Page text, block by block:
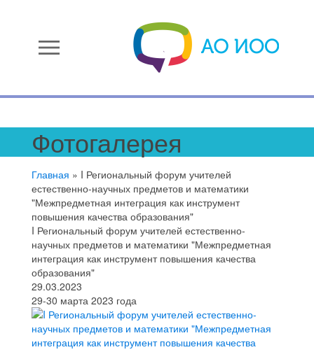
menu
Фотогалерея
Главная » I Региональный форум учителей
естественно-научных предметов и математики
"Межпредметная интеграция как инструмент
повышения качества образования"
I Региональный форум учителей естественно-
научных предметов и математики "Межпредметная
интеграция как инструмент повышения качества
образования"
29.03.2023
29-30 марта 2023 года